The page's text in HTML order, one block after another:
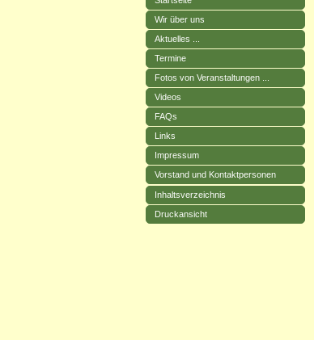
Wir über uns
Aktuelles ...
Termine
Fotos von Veranstaltungen ...
Videos
FAQs
Links
Impressum
Vorstand und Kontaktpersonen
Inhaltsverzeichnis
Druckansicht